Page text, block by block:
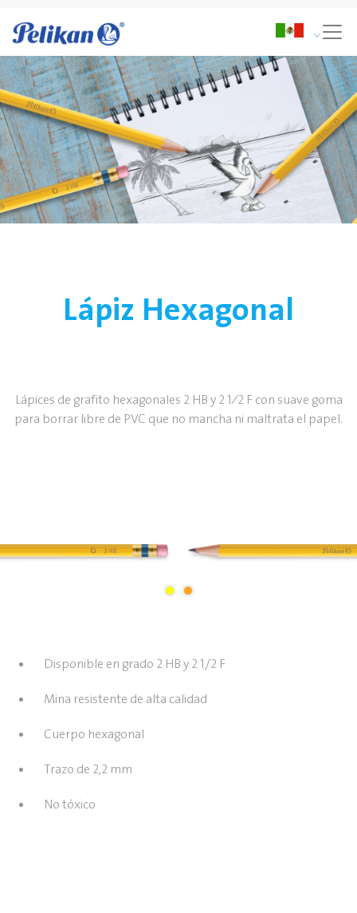
Lápiz Hexagonal
Lápices de grafito hexagonales 2 HB y 2 1⁄2 F con suave goma
para borrar libre de PVC que no mancha ni maltrata el papel.
Disponible en grado 2 HB y 2 1/2 F
Mina resistente de alta calidad
Cuerpo hexagonal
Trazo de 2,2 mm
No tóxico